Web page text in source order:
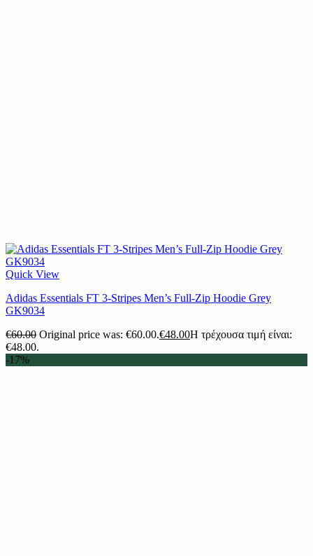
Quick View
Adidas Essentials FT 3-Stripes Men’s Full-Zip Hoodie Grey
GK9034
€60.00 Original price was: €60.00.€48.00Η τρέχουσα τιμή είναι:
€48.00.
-17%